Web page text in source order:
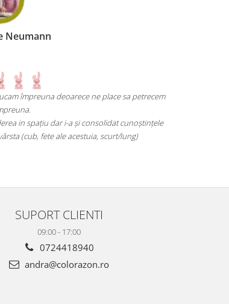
ne place sa petrecem
a și consolidat cunoștințele
acestuia, scurt/lung)
Un joc atât de interesant
SUPORT CLIENTI
09:00 - 17:00
0724418940
andra@colorazon.ro